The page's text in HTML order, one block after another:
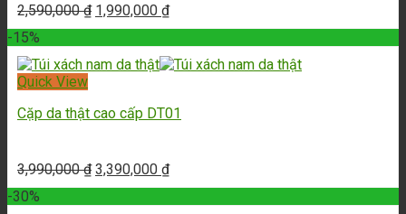
2,590,000₫ 1,990,000 ₫
-15%
Quick View
Cặp da thật cao cấp DT01
3,990,000₫ 3,390,000 ₫
-30%